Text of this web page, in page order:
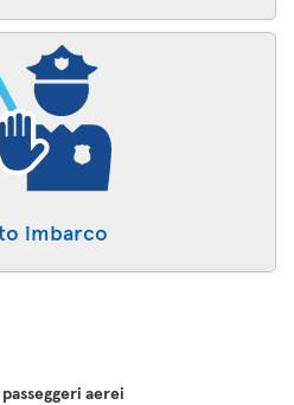
imbarco
aerei